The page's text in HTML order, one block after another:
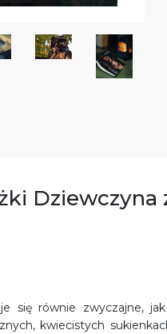
Dziewczyna
się równie zwyczajne,
kwiecistych